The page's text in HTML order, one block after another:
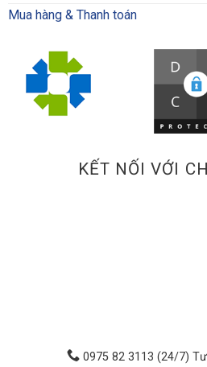
Mua hàng & Thanh toán
KẾT NỐI VỚI
0975 82 3113 (24/7)